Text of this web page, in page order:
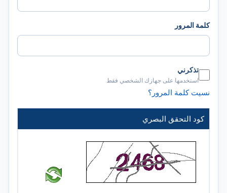
كلمة المرور
تذكرني
استخدمها على جهازك الشخصي فقط
نسيت كلمة المرور؟
كود التحقق البصري